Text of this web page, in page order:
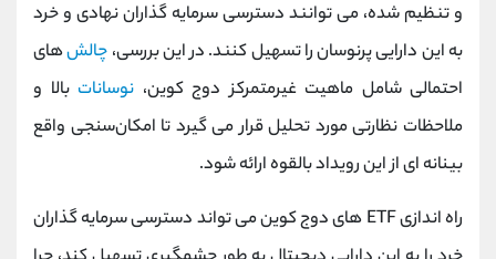
و تنظیم ‌شده، می ‌توانند دسترسی سرمایه‌ گذاران نهادی و خرد
به این دارایی پرنوسان را تسهیل کنند. در این بررسی، چالش‌های
احتمالی شامل ماهیت غیرمتمرکز دوج ‌کوین، نوسانات بالا و
ملاحظات نظارتی مورد تحلیل قرار می گیرد تا امکان‌سنجی واقع
‌بینانه ‌ای از این رویداد بالقوه ارائه شود.
راه‌ اندازی ETF های دوج کوین می ‌تواند دسترسی سرمایه‌ گذاران